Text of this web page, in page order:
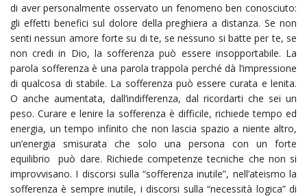
di aver personalmente osservato un fenomeno ben conosciuto:
gli effetti benefici sul dolore della preghiera a distanza. Se non
senti nessun amore forte su di te, se nessuno si batte per te, se
non credi in Dio, la sofferenza può essere insopportabile. La
parola sofferenza è una parola trappola perché dà l’impressione
di qualcosa di stabile. La sofferenza può essere curata e lenita.
O anche aumentata, dall’indifferenza, dal ricordarti che sei un
peso. Curare e lenire la sofferenza è difficile, richiede tempo ed
energia, un tempo infinito che non lascia spazio a niente altro,
un’energia smisurata che solo una persona con un forte
equilibrio può dare. Richiede competenze tecniche che non si
improvvisano. I discorsi sulla “sofferenza inutile”, nell’ateismo la
sofferenza è sempre inutile, i discorsi sulla “necessità logica” di